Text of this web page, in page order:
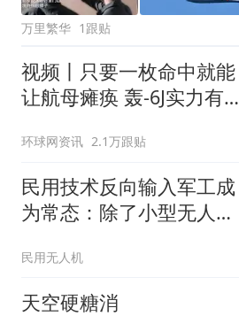
万里繁华 1跟贴
视频丨只要一枚命中就能
让航母瘫痪 轰-6J实力有多
环球网资讯 2.1万跟贴
民用技术反向输入军工成
为常态：除了小型无人机
民用无人机
天空硬糖消